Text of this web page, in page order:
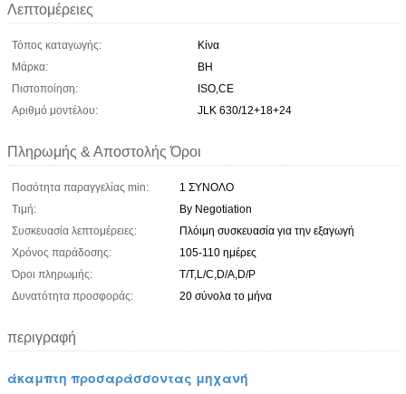
Λεπτομέρειες
Τόπος καταγωγής:
Κίνα
Μάρκα:
BH
Πιστοποίηση:
ISO,CE
Αριθμό μοντέλου:
JLK 630/12+18+24
Πληρωμής & Αποστολής Όροι
Ποσότητα παραγγελίας min:
1 ΣΥΝΟΛΟ
Τιμή:
By Negotiation
Συσκευασία λεπτομέρειες:
Πλόιμη συσκευασία για την εξαγωγή
Χρόνος παράδοσης:
105-110 ημέρες
Όροι πληρωμής:
T/T,L/C,D/A,D/P
Δυνατότητα προσφοράς:
20 σύνολα το μήνα
περιγραφή
άκαμπτη προσαράσσοντας μηχανή